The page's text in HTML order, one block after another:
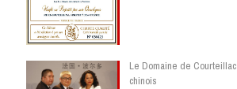
Le Domaine de
chinois